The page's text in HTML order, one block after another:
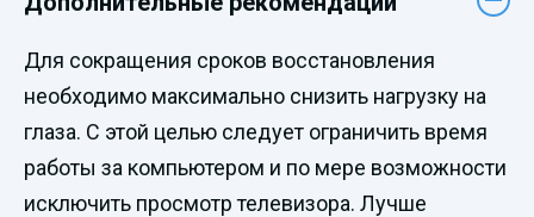
Для сокращения сроков восстановления
необходимо максимально снизить нагрузку на
глаза. С этой целью следует ограничить время
работы за компьютером и по мере возможности
исключить просмотр телевизора. Лучше